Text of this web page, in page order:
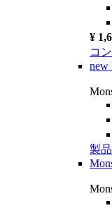
¥
コ
new
製